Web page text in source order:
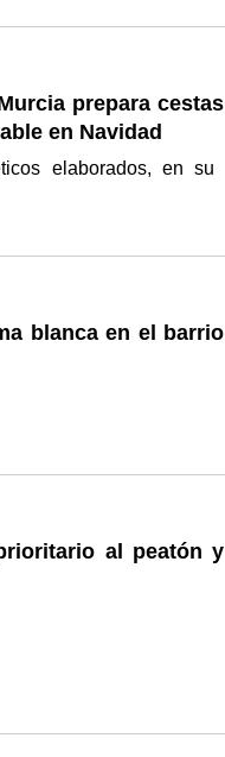
prepara cestas
en Navidad
elaborados, en su
blanca en el barrio
al peatón y